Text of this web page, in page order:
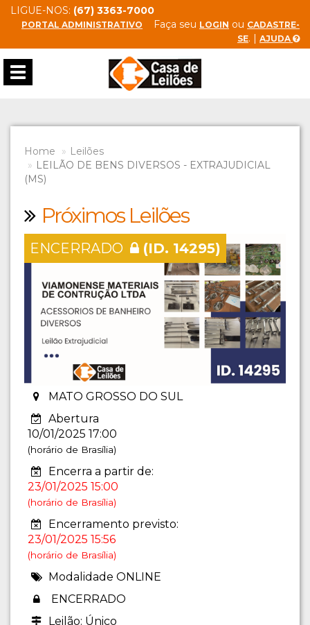
LIGUE-NOS: (67) 3363-7000
PORTAL ADMINISTRATIVO Faça seu LOGIN ou CADASTRE-
SE. | AJUDA
Toggle
navigation
Home
Leilões
LEILÃO DE BENS DIVERSOS - EXTRAJUDICIAL
(MS)
Próximos Leilões
ENCERRADO (ID. 14295)
MATO GROSSO DO SUL
Abertura
10/01/2025 17:00
(horário de Brasília)
Encerra a partir de:
23/01/2025 15:00
(horário de Brasília)
Encerramento previsto:
23/01/2025 15:56
(horário de Brasília)
Modalidade ONLINE
ENCERRADO
Leilão: Único